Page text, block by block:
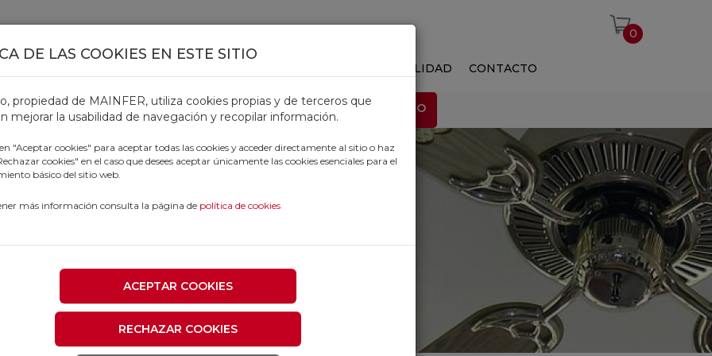
0
ACTUALIDAD CONTACTO
EMPLEO
DE LAS COOKIES EN ESTE SITIO
propiedad de MAINFER, utiliza cookies propias y de terceros que
mejorar la usabilidad de navegación y recopilar información.
"Aceptar cookies" para aceptar todas las cookies y acceder directamente al sitio o haz
cookies" en el caso que desees aceptar únicamente las cookies esenciales para el
básico del sitio web.
más información consulta la página de política de cookies
ACEPTAR COOKIES
RECHAZAR COOKIES